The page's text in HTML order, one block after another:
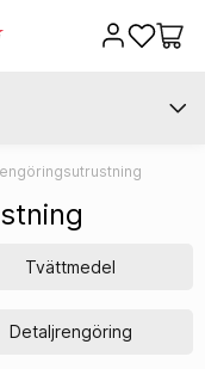
Tvättmedel
Detaljrengöring